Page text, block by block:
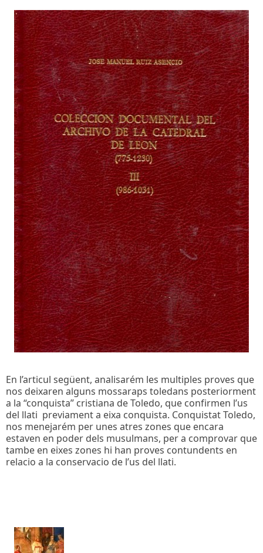
En l’articul següent, analisarém les multiples proves que
nos deixaren alguns mossaraps toledans posteriorment
a la “conquista” cristiana de Toledo, que confirmen l’us
del llati previament a eixa conquista. Conquistat Toledo,
nos menejarém per unes atres zones que encara
estaven en poder dels musulmans, per a comprovar que
tambe en eixes zones hi han proves contundents en
relacio a la conservacio de l’us del llati.